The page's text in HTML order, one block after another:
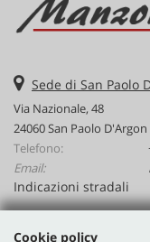
Sede di San Paolo
Via Nazionale, 48
24060 San Paolo D'Argon
Telefono:
Email:
Indicazioni stradali
Cookie policy